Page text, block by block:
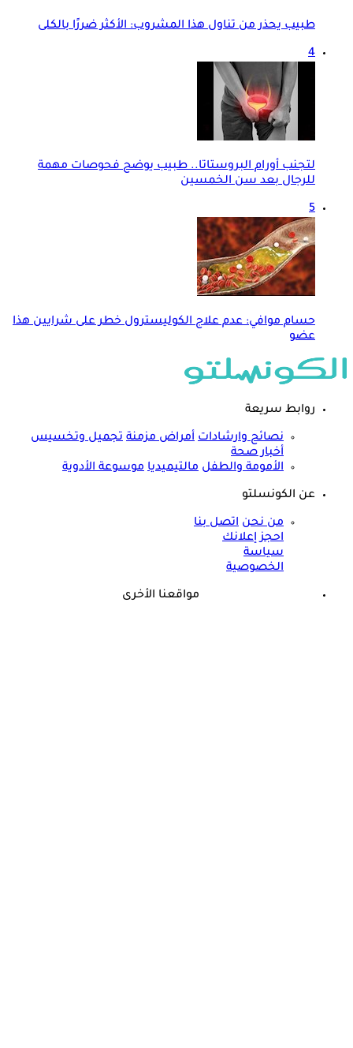
طبيب يحذر من تناول هذا المشروب: الأكثر ضررًا بالكلى
4
لتجنب أورام البروستاتا.. طبيب يوضح فحوصات مهمة
للرجال بعد سن الخمسين
5
حسام موافي: عدم علاج الكوليسترول خطر على شرايين هذا
عضو
روابط سريعة
نصائح وارشادات أمراض مزمنة تجميل وتخسيس
أخبار صحة
الأمومة والطفل مالتيميديا موسوعة الأدوية
عن الكونسلتو
من نحن اتصل بنا
احجز إعلانك
سياسة
الخصوصية
مواقعنا الأخرى